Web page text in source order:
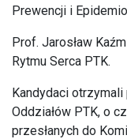
Prewencji i
Prof. Jarosław
Rytmu Serca PTK.
Kandydaci
Oddziałów PTK, o
przesłanych do